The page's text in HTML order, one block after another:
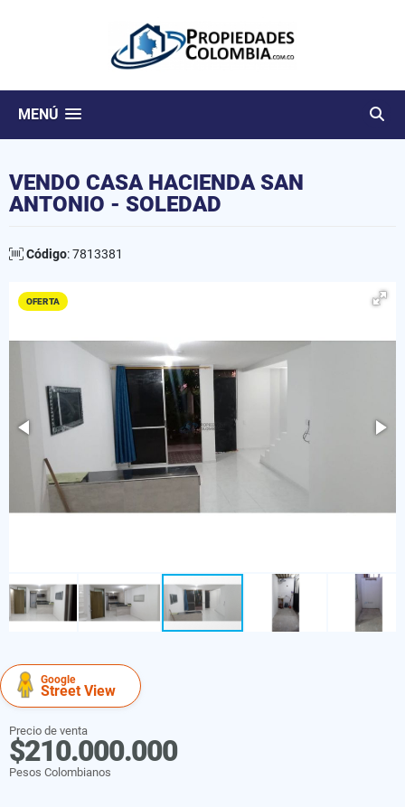
MENÚ
VENDO CASA HACIENDA SAN
ANTONIO - SOLEDAD
Código: 7813381
OFERTA
Google
Street View
Precio de venta
$210.000.000
Pesos Colombianos